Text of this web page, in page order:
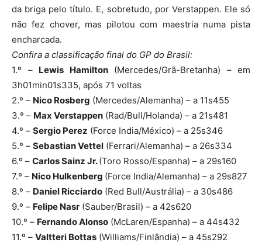
da briga pelo título. E, sobretudo, por Verstappen. Ele só
não fez chover, mas pilotou com maestria numa pista
encharcada.
Confira a classificação final do GP do Brasil:
1.º – Lewis Hamilton(Mercedes/Grã-Bretanha) – em
3h01min01s335, após 71 voltas
2.º – Nico Rosberg (Mercedes/Alemanha) – a 11s455
3.º – Max Verstappen (Rad/Bull/Holanda) – a 21s481
4.º – Sergio Perez (Force India/México) – a 25s346
5.º – Sebastian Vettel (Ferrari/Alemanha) – a 26s334
6.º – Carlos Sainz Jr.(Toro Rosso/Espanha) – a 29s160
7.º – Nico Hulkenberg (Force India/Alemanha) – a 29s827
8.º – Daniel Ricciardo (Red Bull/Austrália) – a 30s486
9.º – Felipe Nasr (Sauber/Brasil) – a 42s620
10.º – Fernando Alonso (McLaren/Espanha) – a 44s432
11.º – Valtteri Bottas (Williams/Finlândia) – a 45s292